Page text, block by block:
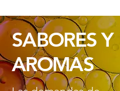
SABORES Y
AROMAS